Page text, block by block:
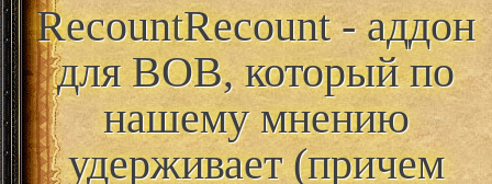
RecountRecount - аддон
для ВОВ, который по
нашему мнению
удерживает (причем